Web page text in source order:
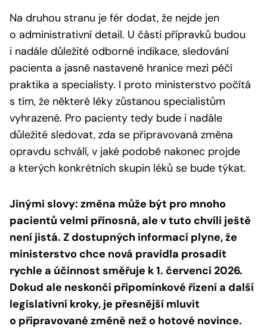
Na druhou stranu je fér dodat, že nejde jen
o administrativní detail. U části přípravků budou
i nadále důležité odborné indikace, sledování
pacienta a jasně nastavené hranice mezi péčí
praktika a specialisty. I proto ministerstvo počítá
s tím, že některé léky zůstanou specialistům
vyhrazené. Pro pacienty tedy bude i nadále
důležité sledovat, zda se připravovaná změna
opravdu schválí, v jaké podobě nakonec projde
a kterých konkrétních skupin léků se bude týkat.
Jinými slovy: změna může být pro mnoho
pacientů velmi přínosná, ale v tuto chvíli ještě
není jistá. Z dostupných informací plyne, že
ministerstvo chce nová pravidla prosadit
rychle a účinnost směřuje k 1. červenci 2026.
Dokud ale neskončí připomínkové řízení a další
legislativní kroky, je přesnější mluvit
o připravované změně než o hotové novince.